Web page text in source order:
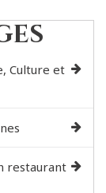
Culture et
restaurant